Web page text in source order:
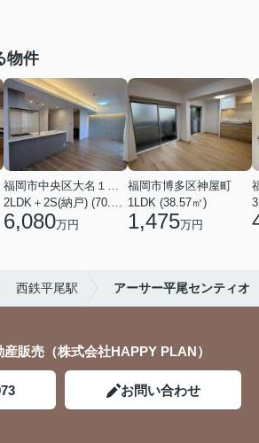
物件
6,080万円
福岡市博多区神屋町
1LDK (38.57㎡)
1,475万円
西鉄平尾駅 アーサー平尾センティオ
販売（株式会社HAPPY PLAN）
お問い合わせ